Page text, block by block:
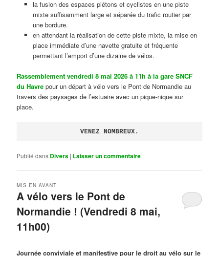
la fusion des espaces piétons et cyclistes en une piste
mixte suffisamment large et séparée du trafic routier par
une bordure.
en attendant la réalisation de cette piste mixte, la mise en
place immédiate d’une navette gratuite et fréquente
permettant l’emport d’une dizaine de vélos.
Rassemblement vendredi 8 mai 2026 à 11h à la gare SNCF
du Havre pour un départ à vélo vers le Pont de Normandie au
travers des paysages de l’estuaire avec un pique-nique sur
place.
VENEZ NOMBREUX.
Publié dans Divers | Laisser un commentaire
A vélo vers le Pont de
Normandie ! (Vendredi 8 mai,
11h00)
MIS EN AVANT
Journée conviviale et manifestive pour le droit au vélo sur le